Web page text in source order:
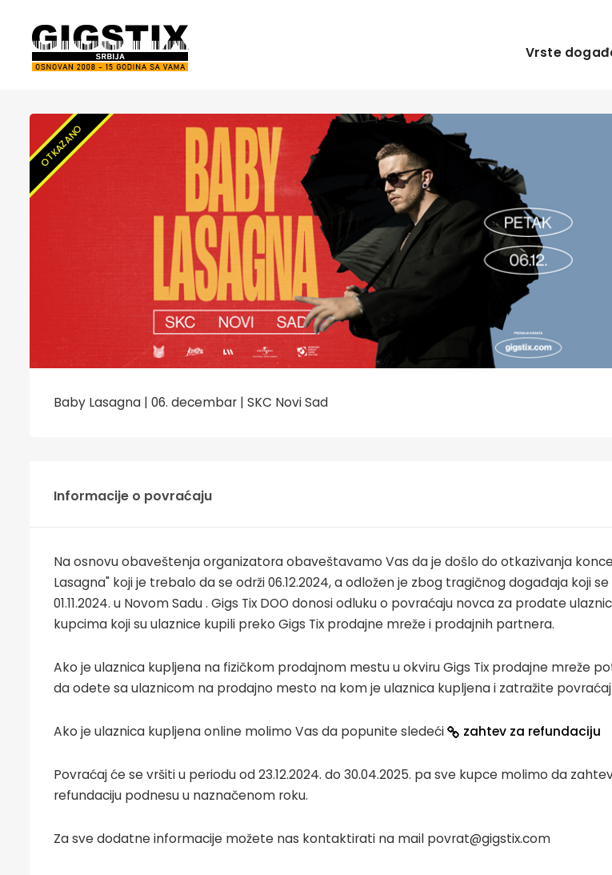
Vrste
OTKAZANO
Baby Lasagna | 06. decembar | SKC Novi Sad
Informacije o povraćaju
Na osnovu obaveštenja organizatora obaveštavamo Vas da je došlo do otkazivanja
Lasagna" koji je trebalo da se održi 06.12.2024, a odložen je zbog tragičnog događaja koji se
01.11.2024. u Novom Sadu . Gigs Tix DOO donosi odluku o povraćaju novca za prodate
kupcima koji su ulaznice kupili preko Gigs Tix prodajne mreže i prodajnih partnera.
Ako je ulaznica kupljena na fizičkom prodajnom mestu u okviru Gigs Tix prodajne mreže
da odete sa ulaznicom na prodajno mesto na kom je ulaznica kupljena i zatražite
Ako je ulaznica kupljena online molimo Vas da popunite sledeći zahtev za refundaciju
Povraćaj će se vršiti u periodu od 23.12.2024. do 30.04.2025. pa sve kupce molimo da
refundaciju podnesu u naznačenom roku.
Za sve dodatne informacije možete nas kontaktirati na mail povrat@gigstix.com